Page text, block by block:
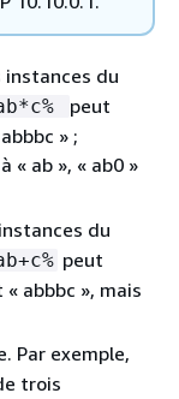
instances du
peut
» ;
« ab », « ab0 »
du
peut
abbbc », mais
Par exemple,
trois